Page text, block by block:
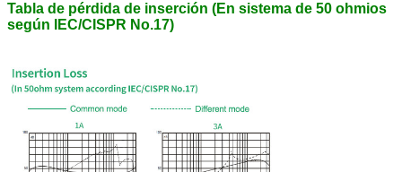
Tabla de pérdida de inserción (En sistema de 50 ohmios
según IEC/CISPR No.17)